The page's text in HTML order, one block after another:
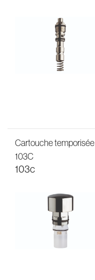
Cartouche temporisée
103C
103c